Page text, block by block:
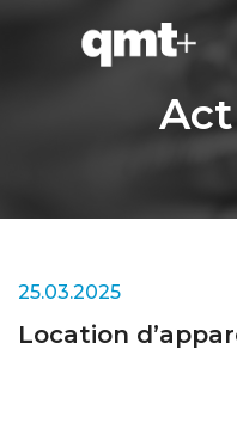
25.03.2025
Location